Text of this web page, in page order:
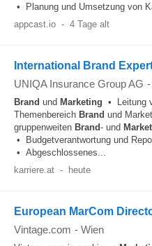
• Planung und Umsetzung von
appcast.io - 4 Tage alt
International Brand
UNIQA Insurance Group AG -
Brand und Marketing • Leitung
Themenbereich Brand und
gruppenweiten Brand- und
• Budgetverantwortung und
• Abgeschlossenes...
karriere.at - heute
European MarCom
Vintage.com - Wien